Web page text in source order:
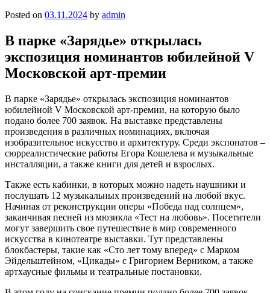
Posted on 03.11.2024 by admin
В парке «Зарядье» открылась
экспозиция номинантов юбилейной V
Московской арт-премии
В парке «Зарядье» открылась экспозиция номинантов
юбилейной V Московской арт-премии, на которую было
подано более 700 заявок. На выставке представлены
произведения в различных номинациях, включая
изобразительное искусство и архитектуру. Среди экспонатов –
сюрреалистические работы Егора Кошелева и музыкальные
инсталляции, а также книги для детей и взрослых.
Также есть кабинки, в которых можно надеть наушники и
послушать 12 музыкальных произведений на любой вкус.
Начиная от реконструкции оперы «Победа над солнцем»,
заканчивая песней из мюзикла «Тест на любовь». Посетители
могут завершить свое путешествие в мир современного
искусства в кинотеатре выставки. Тут представлены
блокбастеры, такие как «Сто лет тому вперед» с Марком
Эйдельштейном, «Цикады» с Григорием Верником, а также
артхаусные фильмы и театральные постановки.